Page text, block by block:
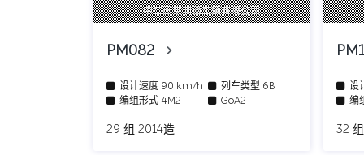
中车南京浦镇车辆有限公司
PM082
设计速度 90 km/h 列车类型 6B
编组形式 4M2T GoA2
29 组 2014造
设
编
32